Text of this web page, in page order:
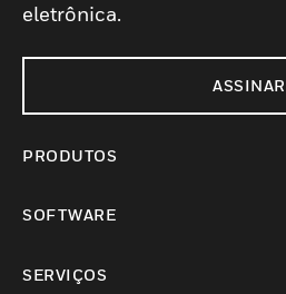
eletrônica.
ASSINAR
PRODUTOS
SOFTWARE
SERVIÇOS